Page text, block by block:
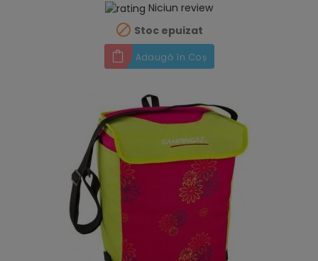
Niciun review
 Stoc epuizat
Adaugă în Coș